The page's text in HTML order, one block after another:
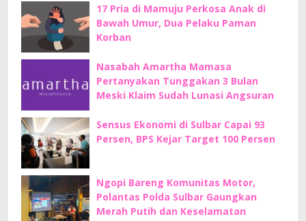
17 Pria di Mamuju Perkosa Anak di
Bawah Umur, Dua Pelaku Paman
Korban
Nasabah Amartha Mamasa
Pertanyakan Tunggakan 3 Bulan
Meski Klaim Sudah Lunasi Angsuran
Sensus Ekonomi di Sulbar Capai 93
Persen, BPS Kejar Target 100 Persen
Ngopi Bareng Komunitas Motor,
Polantas Polda Sulbar Gaungkan
Merah Putih dan Keselamatan